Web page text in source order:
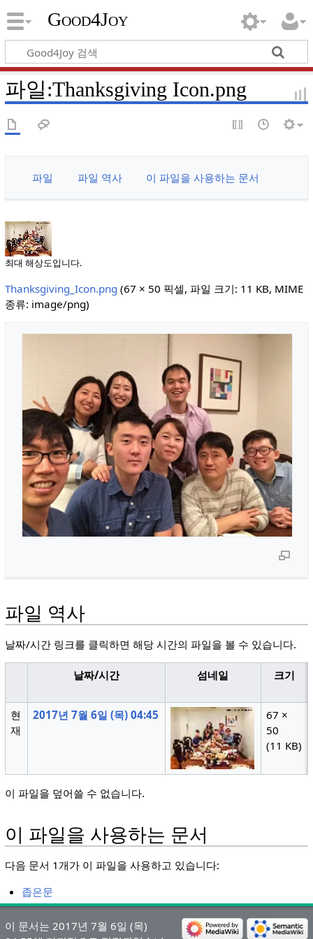
Good4Joy
파일:Thanksgiving Icon.png
파일 파일 역사 이 파일을 사용하는 문서
최대 해상도입니다.
Thanksgiving_Icon.png (67 × 50 픽셀, 파일 크기: 11 KB, MIME
종류: image/png)
파일 역사
날짜/시간 링크를 클릭하면 해당 시간의 파일을 볼 수 있습니다.
날짜/시간 섬네일 크기
현
재
2017년 7월 6일 (목) 04:45
67 ×
50
(11 KB)
이 파일을 덮어쓸 수 없습니다.
이 파일을 사용하는 문서
다음 문서 1개가 이 파일을 사용하고 있습니다:
좁은문
이 문서는 2017년 7월 6일 (목)